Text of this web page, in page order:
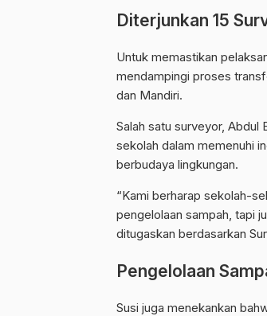
Diterjunkan 15
Untuk memastikan
mendampingi proses
dan Mandiri.
Salah satu surveyor, Abdul
sekolah dalam memenuhi
berbudaya lingkungan.
“Kami berharap sekolah-
pengelolaan sampah, tapi
ditugaskan berdasarkan
Pengelolaan
Susi juga menekankan